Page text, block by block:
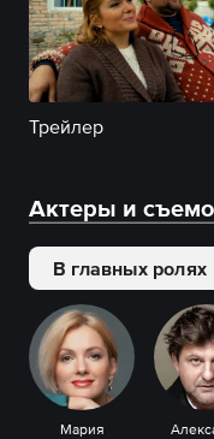
Трейлер
Актеры и
В главных ролях
Мария